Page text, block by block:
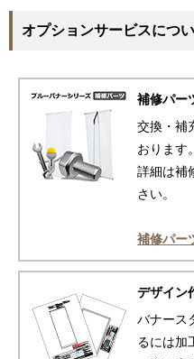
オプションサービスにつ
補修パー
交換・補
おります。
詳細は補
さい。
補修パー
デザイン
バナース
るには加